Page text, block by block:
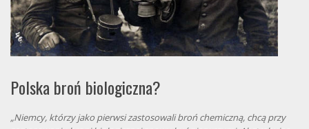
Polska broń biologiczna?
„Niemcy, którzy jako pierwsi zastosowali broń chemiczną, chcą przy